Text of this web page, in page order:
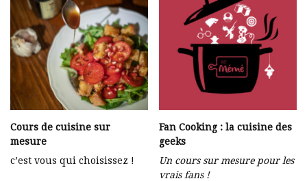
Cours de cuisine sur
mesure
c’est vous qui choisissez !
Fan Cooking : la cuisine des
geeks
Un cours sur mesure pour les
vrais fans !